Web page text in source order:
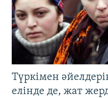
Түркімен
елінде де, жат